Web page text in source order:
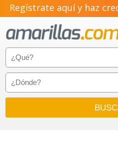
Regístrate aquí y haz